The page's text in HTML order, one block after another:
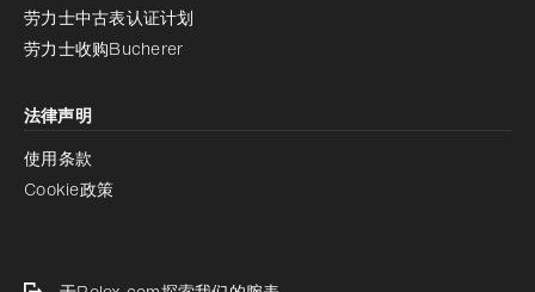
劳力士中古表认证计划
劳力士收购Bucherer
法律声明
使用条款
Cookie政策